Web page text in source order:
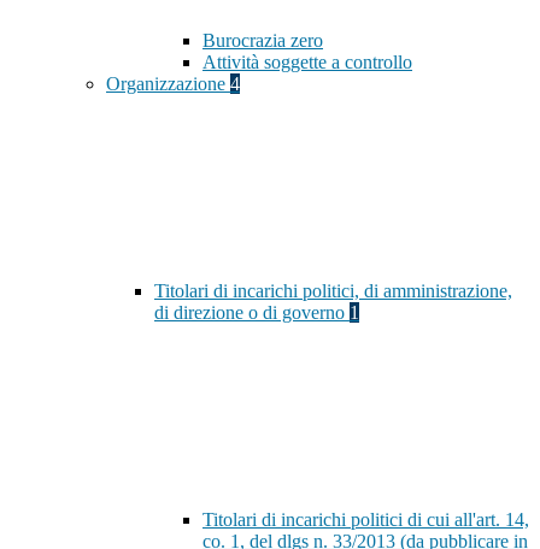
Burocrazia zero
Attività soggette a controllo
Organizzazione 4
Titolari di incarichi politici, di amministrazione,
di direzione o di governo 1
Titolari di incarichi politici di cui all'art. 14,
co. 1, del dlgs n. 33/2013 (da pubblicare in